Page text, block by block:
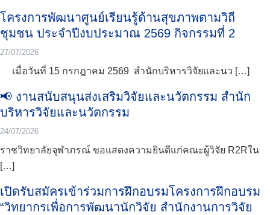
โครงการพัฒนาศูนย์เรียนรู้ด้านสุขภาพตามวิถี
ชุมชน ประจำปีงบประมาณ 2569 กิจกรรมที่ 2
27/07/2026
เมื่อวันที่ 15 กรกฎาคม 2569 สำนักบริหารวิจัยและนว […]
📢 งานสนับสนุนส่งเสริมวิจัยและนวัตกรรม สำนัก
บริหารวิจัยและนวัตกรรม
24/07/2026
ราชวิทยาลัยจุฬาภรณ์ ขอแสดงความยินดีแก่คณะผู้วิจัย R2Rใน
[…]
เปิดรับสมัครเข้าร่วมการฝึกอบรมโครงการฝึกอบรม
“วิทยากรเพื่อการพัฒนานักวิจัย สำนักงานการวิจัย